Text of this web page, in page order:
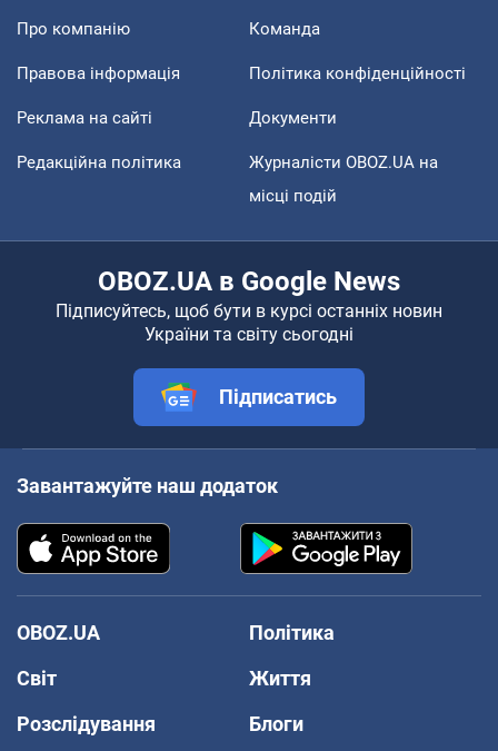
Про компанію Команда
Правова інформація Політика конфіденційності
Реклама на сайті Документи
Редакційна політика
Журналісти OBOZ.UA на
місці подій
OBOZ.UA в Google News
Підписуйтесь, щоб бути в курсі останніх новин
України та світу сьогодні
Підписатись
Завантажуйте наш додаток
OBOZ.UA
Політика
Світ
Життя
Розслідування
Блоги